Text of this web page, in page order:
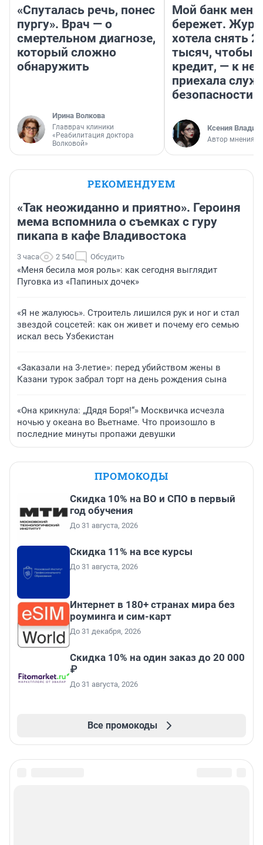
«Спуталась речь, понес
пургу». Врач — о
смертельном диагнозе,
который сложно
обнаружить
Ирина Волкова
Главврач клиники
«Реабилитация доктора
Волковой»
Мой банк меня
бережет.
хотела снять
тысяч, чтобы
кредит, — к
приехала
безопасности
Ксения
Автор мнения
РЕКОМЕНДУЕМ
«Так неожиданно и приятно». Героиня
мема вспомнила о съемках с гуру
пикапа в кафе Владивостока
3 часа 2 540 Обсудить
«Меня бесила моя роль»: как сегодня выглядит
Пуговка из «Папиных дочек»
«Я не жалуюсь». Строитель лишился рук и ног и стал
звездой соцсетей: как он живет и почему его семью
искал весь Узбекистан
«Заказали на 3-летие»: перед убийством жены в
Казани турок забрал торт на день рождения сына
«Она крикнула: „Дядя Боря!“» Москвичка исчезла
ночью у океана во Вьетнаме. Что произошло в
последние минуты пропажи девушки
ПРОМОКОДЫ
Скидка 10% на ВО и СПО в первый
год обучения
До 31 августа, 2026
Скидка 11% на все курсы
До 31 августа, 2026
Интернет в 180+ странах мира без
роуминга и сим-карт
До 31 декабря, 2026
Скидка 10% на один заказ до 20 000
₽
До 31 августа, 2026
Все промокоды